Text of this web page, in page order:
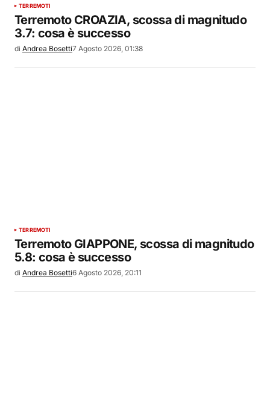
TERREMOTI
Terremoto CROAZIA, scossa di magnitudo
3.7: cosa è successo
di Andrea Bosetti7 Agosto 2026, 01:38
TERREMOTI
Terremoto GIAPPONE, scossa di magnitudo
5.8: cosa è successo
di Andrea Bosetti6 Agosto 2026, 20:11